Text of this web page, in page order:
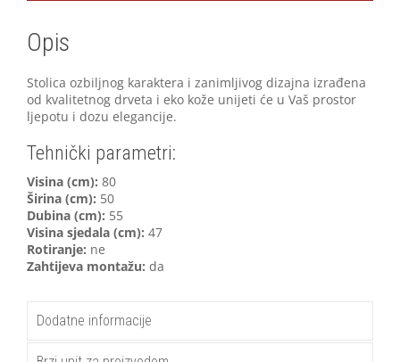
Opis
Stolica ozbiljnog karaktera i zanimljivog dizajna izrađena
od kvalitetnog drveta i eko kože unijeti će u Vaš prostor
ljepotu i dozu elegancije.
Tehnički parametri:
Visina (cm): 80
Širina (cm): 50
Dubina (cm): 55
Visina sjedala (cm): 47
Rotiranje: ne
Zahtijeva montažu: da
Dodatne informacije